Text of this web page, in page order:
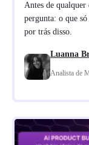
Antes de
pergunta: o que
por trás disso.
Luanna
Analista de